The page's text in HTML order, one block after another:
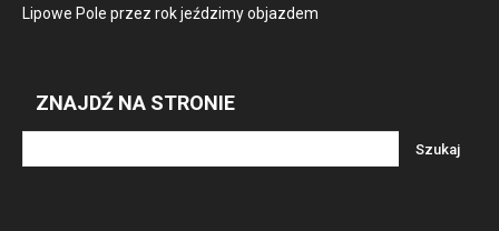
Lipowe Pole przez rok jeździmy objazdem
ZNAJDŹ NA STRONIE